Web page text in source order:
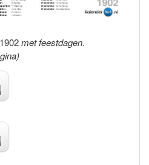
met feestdagen.